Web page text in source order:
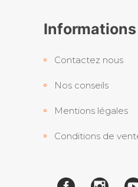
Informations
Contactez nous
Nos conseils
Mentions légales
Conditions de